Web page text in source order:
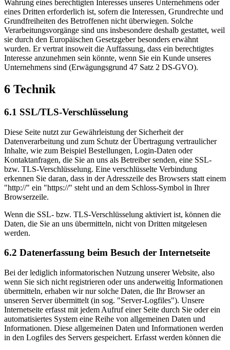
Wahrung eines berechtigten Interesses unseres Unternehmens oder
eines Dritten erforderlich ist, sofern die Interessen, Grundrechte und
Grundfreiheiten des Betroffenen nicht überwiegen. Solche
Verarbeitungsvorgänge sind uns insbesondere deshalb gestattet, weil
sie durch den Europäischen Gesetzgeber besonders erwähnt
wurden. Er vertrat insoweit die Auffassung, dass ein berechtigtes
Interesse anzunehmen sein könnte, wenn Sie ein Kunde unseres
Unternehmens sind (Erwägungsgrund 47 Satz 2 DS-GVO).
6 Technik
6.1 SSL/TLS-Verschlüsselung
Diese Seite nutzt zur Gewährleistung der Sicherheit der
Datenverarbeitung und zum Schutz der Übertragung vertraulicher
Inhalte, wie zum Beispiel Bestellungen, Login-Daten oder
Kontaktanfragen, die Sie an uns als Betreiber senden, eine SSL-
bzw. TLS-Verschlüsselung. Eine verschlüsselte Verbindung
erkennen Sie daran, dass in der Adresszeile des Browsers statt einem
"http://" ein "https://" steht und an dem Schloss-Symbol in Ihrer
Browserzeile.
Wenn die SSL- bzw. TLS-Verschlüsselung aktiviert ist, können die
Daten, die Sie an uns übermitteln, nicht von Dritten mitgelesen
werden.
6.2 Datenerfassung beim Besuch der Internetseite
Bei der lediglich informatorischen Nutzung unserer Website, also
wenn Sie sich nicht registrieren oder uns anderweitig Informationen
übermitteln, erhaben wir nur solche Daten, die Ihr Browser an
unseren Server übermittelt (in sog. "Server-Logfiles"). Unsere
Internetseite erfasst mit jedem Aufruf einer Seite durch Sie oder ein
automatisiertes System eine Reihe von allgemeinen Daten und
Informationen. Diese allgemeinen Daten und Informationen werden
in den Logfiles des Servers gespeichert. Erfasst werden können die